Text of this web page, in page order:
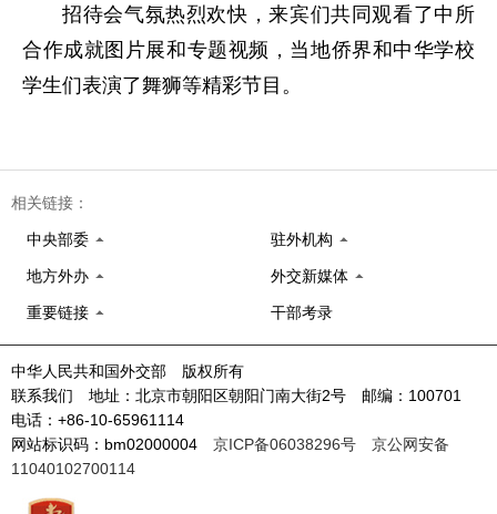
招待会气氛热烈欢快，来宾们共同观看了中所
合作成就图片展和专题视频，当地侨界和中华学校
学生们表演了舞狮等精彩节目。
相关链接：
中央部委 驻外机构
地方外办 外交新媒体
重要链接 干部考录
中华人民共和国外交部 版权所有
联系我们 地址：北京市朝阳区朝阳门南大街2号 邮编：100701
电话：+86-10-65961114
网站标识码：bm02000004 京ICP备06038296号
京公网安备
11040102700114